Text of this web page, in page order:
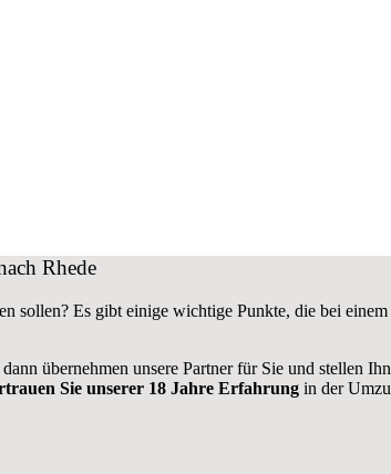
Rhede
sollen? Es gibt einige wichtige Punkte, die bei
übernehmen unsere Partner für Sie und stellen
Sie unserer 18 Jahre Erfahrung in der